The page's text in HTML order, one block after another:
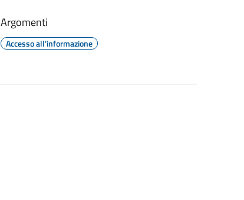
Argomenti
Accesso all'informazione